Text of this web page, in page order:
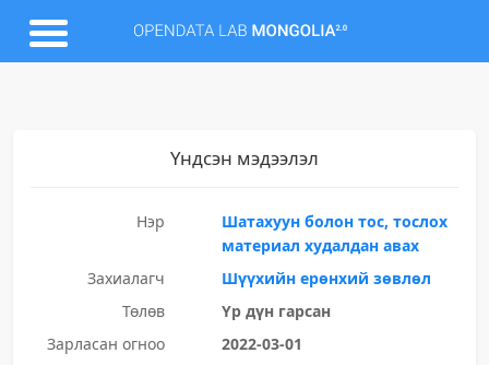
Үндсэн мэдээлэл
Нэр
Шатахуун болон тос, тослох
материал худалдан авах
Захиалагч
Шүүхийн ерөнхий зөвлөл
Төлөв
Үр дүн гарсан
Зарласан огноо
2022-03-01